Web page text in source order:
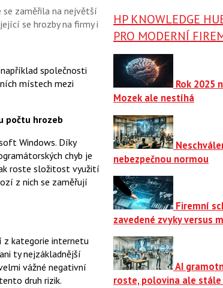
se zaměřila na největší
se hrozby na firmy i
společnosti
místech mezi
počtu hrozeb
Windows. Díky
chyb je
roste složitost využití
z nich se zaměřují
z kategorie internetu
ty nejzákladnější
vážné negativní
druh rizik.
HP KNOWLEDGE
PRO MODERNÍ
Rok 2025
Mozek ale nestíhá
nebezpečnou normou
Firemní
zavedené zvyky versus
AI
roste, polovina ale